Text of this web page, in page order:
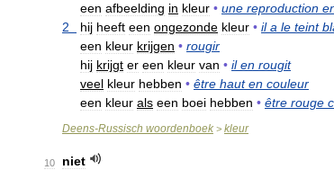
een afbeelding in kleur • une reproduction
2
hij heeft een ongezonde kleur • il a le teint
een kleur krijgen • rougir
hij krijgt er een kleur van • il en rougit
veel kleur hebben • être haut en couleur
een kleur als een boei hebben • être rouge
Deens-Russisch woordenboek > kleur
10 niet